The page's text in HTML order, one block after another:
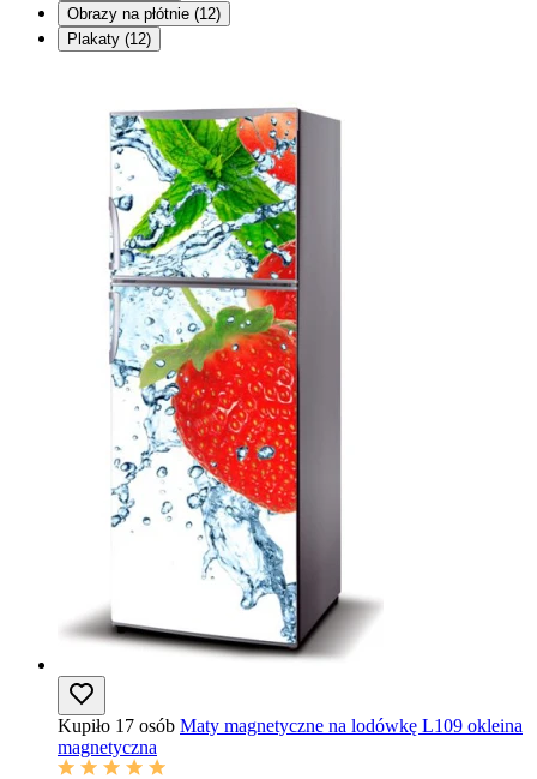
Obrazy na płótnie (12)
Plakaty (12)
Kupiło 17 osób Maty magnetyczne na lodówkę L109 okleina
magnetyczna